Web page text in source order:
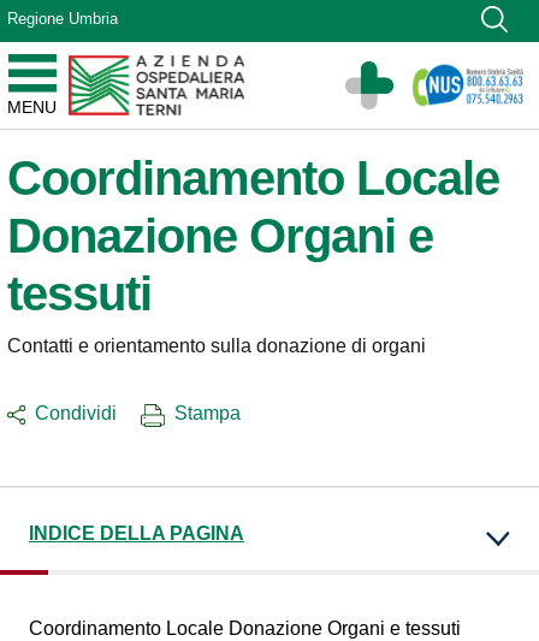
Vai ai contenuti
Vai al menu di navigazione
Vai al footer
Regione Umbria
MENU
Azienda Ospedaliera Santa Maria di Terni
Sito Istituzionale
Coordinamento Locale
Donazione Organi e
tessuti
Contatti e orientamento sulla donazione di organi
Condividi Stampa
INDICE DELLA PAGINA
Coordinamento Locale Donazione Organi e tessuti